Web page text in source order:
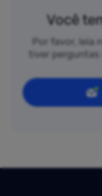
Você
Por favor, leia
tiver